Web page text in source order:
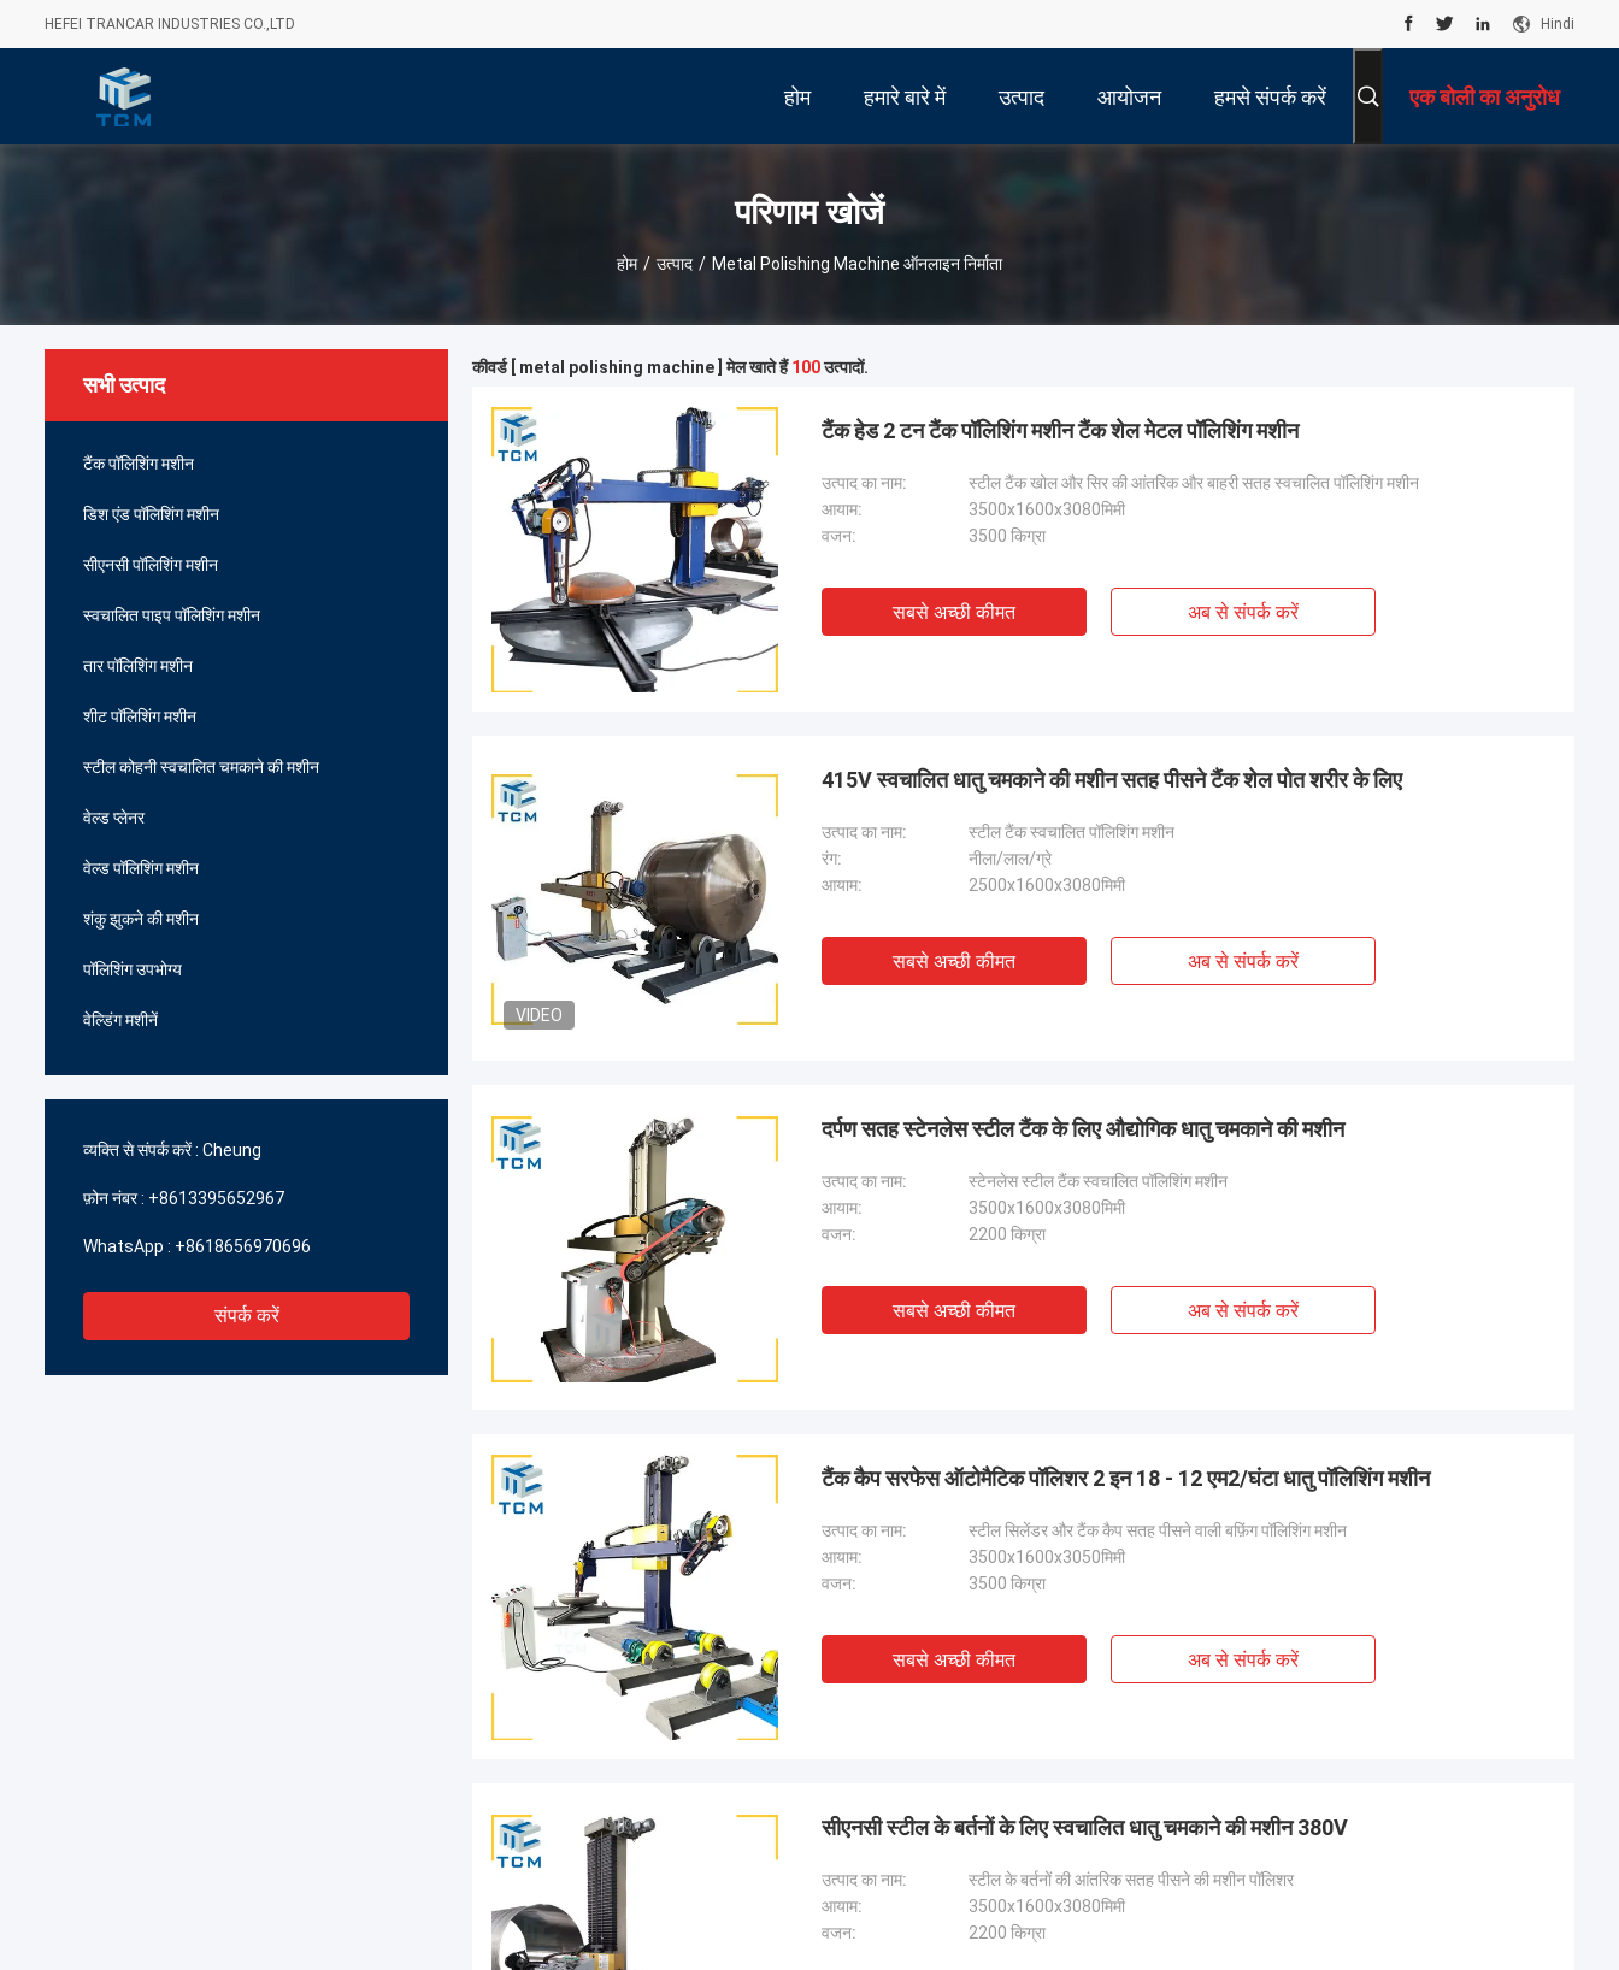
HEFEI TRANCAR INDUSTRIES CO.,LTD Hindi
होम हमारे बारे में उत्पाद आयोजन हमसे संपर्क करें एक बोली का अनुरोध
परिणाम खोजें
होम / उत्पाद / Metal Polishing Machine ऑनलाइन निर्माता
सभी उत्पाद
टैंक पॉलिशिंग मशीन
डिश एंड पॉलिशिंग मशीन
सीएनसी पॉलिशिंग मशीन
स्वचालित पाइप पॉलिशिंग मशीन
तार पॉलिशिंग मशीन
शीट पॉलिशिंग मशीन
स्टील कोहनी स्वचालित चमकाने की मशीन
वेल्ड प्लेनर
वेल्ड पॉलिशिंग मशीन
शंकु झुकने की मशीन
पॉलिशिंग उपभोग्य
वेल्डिंग मशीनें
व्यक्ति से संपर्क करें : Cheung
फ़ोन नंबर : +8613395652967
WhatsApp : +8618656970696
संपर्क करें
कीवर्ड [ metal polishing machine ] मेल खाते हैं100उत्पादों.
टैंक हेड 2 टन टैंक पॉलिशिंग मशीन टैंक शेल मेटल पॉलिशिंग मशीन
उत्पाद का नाम:
स्टील टैंक खोल और सिर की आंतरिक और बाहरी सतह स्वचालित पॉलिशिंग मशीन
आयाम:
3500x1600x3080मिमी
वजन:
3500 किग्रा
सबसे अच्छी कीमत अब से संपर्क करें
VIDEO
415V स्वचालित धातु चमकाने की मशीन सतह पीसने टैंक शेल पोत शरीर के लिए
उत्पाद का नाम:
स्टील टैंक स्वचालित पॉलिशिंग मशीन
रंग:
नीला/लाल/ग्रे
आयाम:
2500x1600x3080मिमी
सबसे अच्छी कीमत अब से संपर्क करें
दर्पण सतह स्टेनलेस स्टील टैंक के लिए औद्योगिक धातु चमकाने की मशीन
उत्पाद का नाम:
स्टेनलेस स्टील टैंक स्वचालित पॉलिशिंग मशीन
आयाम:
3500x1600x3080मिमी
वजन:
2200 किग्रा
सबसे अच्छी कीमत अब से संपर्क करें
टैंक कैप सरफेस ऑटोमैटिक पॉलिशर 2 इन 18 - 12 एम2/घंटा धातु पॉलिशिंग मशीन
उत्पाद का नाम:
स्टील सिलेंडर और टैंक कैप सतह पीसने वाली बफ़िंग पॉलिशिंग मशीन
आयाम:
3500x1600x3050मिमी
वजन:
3500 किग्रा
सबसे अच्छी कीमत अब से संपर्क करें
सीएनसी स्टील के बर्तनों के लिए स्वचालित धातु चमकाने की मशीन 380V
उत्पाद का नाम:
स्टील के बर्तनों की आंतरिक सतह पीसने की मशीन पॉलिशर
आयाम:
3500x1600x3080मिमी
वजन:
2200 किग्रा